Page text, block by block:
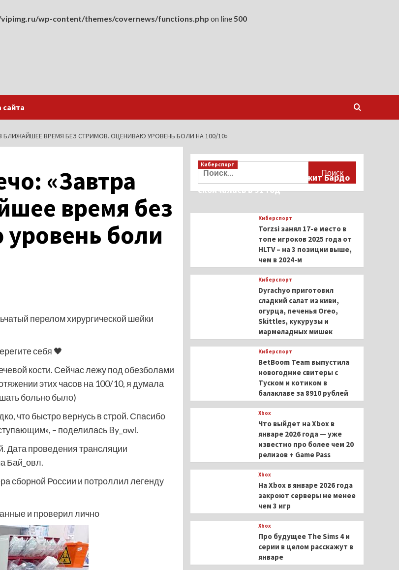
wp-content/themes/covernews/functions.php on line500
сайта
БЛИЖАЙШЕЕ ВРЕМЯ БЕЗ СТРИМОВ. ОЦЕНИВАЮ УРОВЕНЬ БОЛИ НА 100/10»
«Завтра
время без
боли
перелом хирургической шейки
себя 🖤
кости. Сейчас лежу под обезболами
этих часов на 100/10, я думала
больно было)
что быстро вернусь в строй. Спасибо
– поделилась By_owl.
Дата проведения трансляции
Бай_овл.
сборной России и потроллил легенду
и проверил лично
Найти:
Киберспорт
Французская актриса Брижит Бардо
скончалась в 91 год
Киберспорт
Torzsi занял 17-е место в
топе игроков 2025 года от
HLTV – на 3 позиции выше,
чем в 2024-м
Киберспорт
Dyrachyo приготовил
сладкий салат из киви,
огурца, печенья Oreo,
Skittles, кукурузы и
мармеладных мишек
Киберспорт
BetBoom Team выпустила
новогодние свитеры с
Туском и котиком в
балаклаве за 8910 рублей
Xbox
Что выйдет на Xbox в
январе 2026 года — уже
известно про более чем 20
релизов + Game Pass
Xbox
На Xbox в январе 2026 года
закроют серверы не менее
чем 3 игр
Xbox
Про будущее The Sims 4 и
серии в целом расскажут в
январе